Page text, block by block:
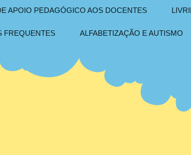
APOIO PEDAGÓGICO AOS DOCENTES
FREQUENTES ALFABETIZAÇÃO E AUTISMO